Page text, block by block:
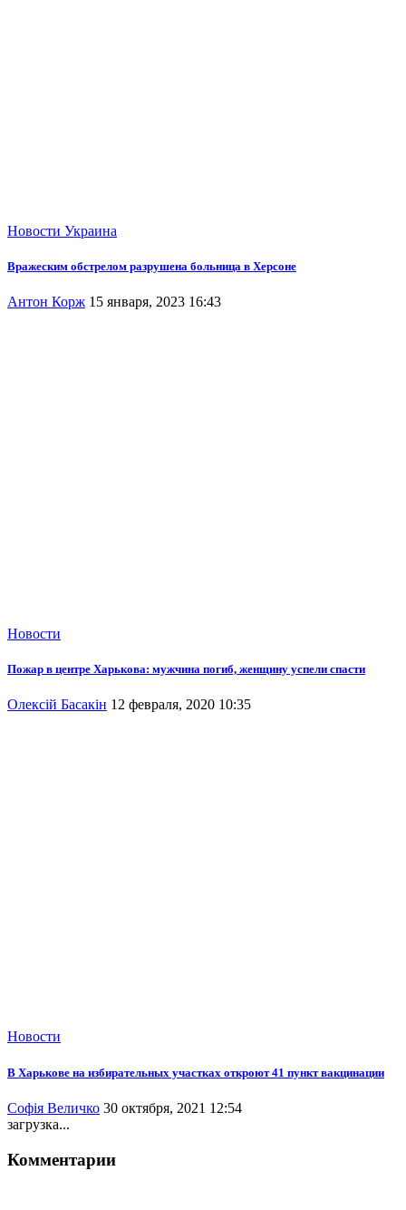
Новости Украина
Вражеским обстрелом разрушена больница в Херсоне
Антон Корж 15 января, 2023 16:43
Новости
Пожар в центре Харькова: мужчина погиб, женщину успели спасти
Олексій Басакін 12 февраля, 2020 10:35
Новости
В Харькове на избирательных участках откроют 41 пункт вакцинации
Софія Величко 30 октября, 2021 12:54
загрузка...
Комментарии